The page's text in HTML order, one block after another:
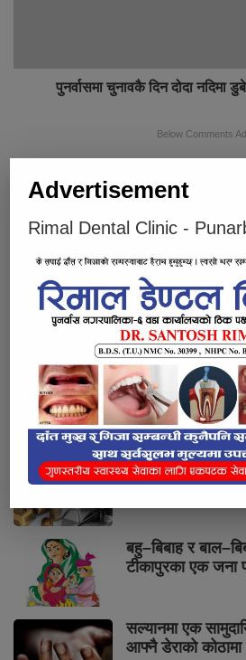
पुनर्वासमा चुनावकै दिन दोदा नदिमा
Below Comments Ad
भर्खरै लोकप्रिय
चार प्रादेशिक
स्वास्थ्य विज्ञान
अस्पताल बनाइने
आज सुनचाँदीको मूल्य
बहु–बिबाह र
टीकापुरका एक जना
सल्यानमा एक
आफ्नै डेराको
Advertisement
Rimal Dental Clinic -